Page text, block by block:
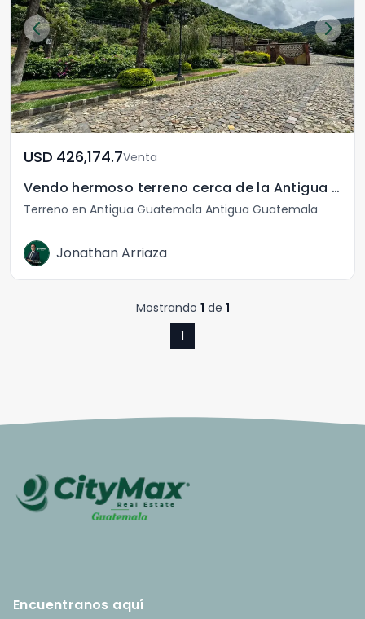
USD	426,174.7Venta
Vendo hermoso terreno cerca de la Antigua Guatemala
Terreno en Antigua Guatemala Antigua Guatemala
Jonathan Arriaza
Mostrando 1 de 1
1
Encuentranos aquí